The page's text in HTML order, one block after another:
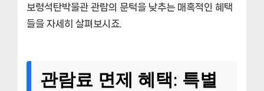
보령석탄박물관 관람의 문턱을 낮추는 매혹적인 혜택
들을 자세히 살펴보시죠.
관람료 면제 혜택: 특별